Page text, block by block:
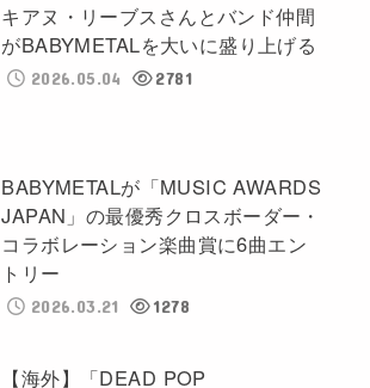
キアヌ・リーブスさんとバンド仲間
がBABYMETALを大いに盛り上げる
2026.05.04 2781
BABYMETALが「MUSIC AWARDS
JAPAN」の最優秀クロスボーダー・
コラボレーション楽曲賞に6曲エン
トリー
2026.03.21 1278
【海外】「DEAD POP